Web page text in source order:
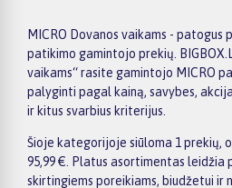
MICRO Dovanos vaikams - patogus
patikimo gamintojo prekių.
vaikams“ rasite gamintojo MICRO
palyginti pagal kainą, savybes,
ir kitus svarbius kriterijus.
Šioje kategorijoje siūloma 1 prekių,
95,99 €. Platus asortimentas leidžia
skirtingiems poreikiams, biudžetui ir